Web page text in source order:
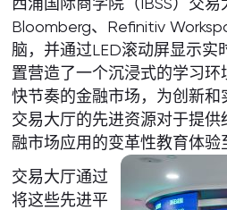
Bloomberg、Refinitiv
脑，并通过LED滚动屏显示实
置营造了一个沉浸式的学习环
快节奏的金融市场，为创新和
交易大厅的先进资源对于提
融市场应用的变革性教育体验
交易大厅通过
将这些先进平